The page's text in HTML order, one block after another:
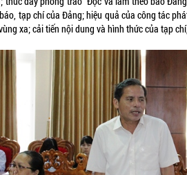
tạp chí của Đảng; hiệu quả của công tác
xa; cải tiến nội dung và hình thức của tạp